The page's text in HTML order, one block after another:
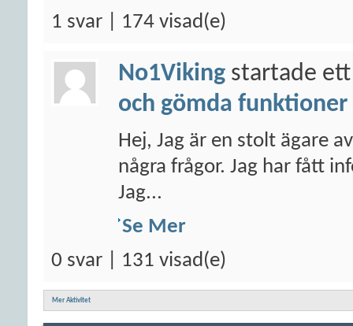
1 svar | 174 visad(e)
No1Viking startade
och gömda funktioner
Hej, Jag är en stolt ägare
några frågor. Jag har fått
Jag...
Se Mer
0 svar | 131 visad(e)
Mer Aktivitet